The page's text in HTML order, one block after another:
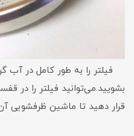
فیلتر را به طور کامل در آب
بشویید.می‌توانید فیلتر را در
قرار دهید تا ماشین ظرفشویی